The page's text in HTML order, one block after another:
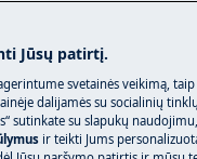
Užsisakykite
Raskite savo
Jūsų patirtį.
svetainės veikimą,
dalijamės su socialinių
sutinkate su slapukų
ir teikti Jums